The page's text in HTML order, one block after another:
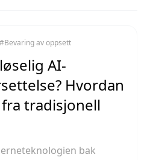
#Bevaring av oppsett
AI-
Hvordan
tradisjonell
bak